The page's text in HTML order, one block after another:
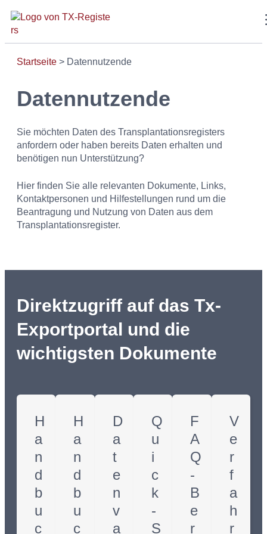
Startseite > Datennutzende
Datennutzende
Sie möchten Daten des Transplantationsregisters
anfordern oder haben bereits Daten erhalten und
benötigen nun Unterstützung?
Hier finden Sie alle relevanten Dokumente, Links,
Kontaktpersonen und Hilfestellungen rund um die
Beantragung und Nutzung von Daten aus dem
Transplantationsregister.
Direktzugriff auf das Tx-
Exportportal und die
wichtigsten Dokumente
H
a
n
d
b
u
c
H
a
n
d
b
u
c
D
a
t
e
n
v
a
Q
u
i
c
k
-
S
F
A
Q
-
B
e
r
V
e
r
f
a
h
r